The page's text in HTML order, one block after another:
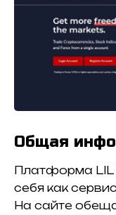
Общая
Платформа LIL
себя как
На сайте